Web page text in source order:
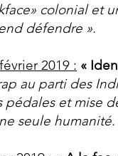
colonial et
défendre ».
2019 : «
au parti des
et mise
seule